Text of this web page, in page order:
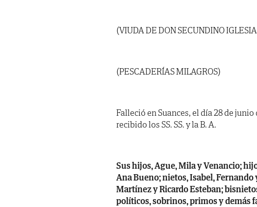
(VIUDA DE DON SECUNDINO
(PESCADERÍAS MILAGROS)
Falleció en Suances, el día 28 de
recibido los SS. SS. y la B. A.
Sus hijos, Ague, Mila y Venancio;
Ana Bueno; nietos, Isabel,
Martínez y Ricardo Esteban;
políticos, sobrinos, primos y demás